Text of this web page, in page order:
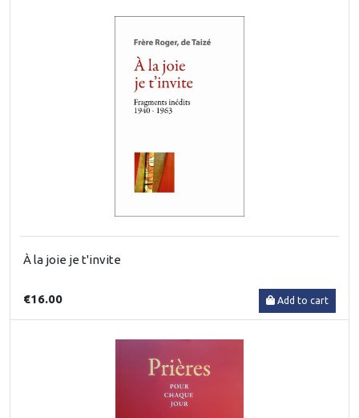
À la joie je t'invite
€16.00 Add to cart